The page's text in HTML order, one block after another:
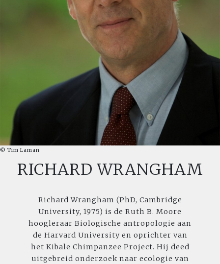
© Tim Laman
RICHARD WRANGHAM
Richard Wrangham (PhD, Cambridge
University, 1975) is de Ruth B. Moore
hoogleraar Biologische antropologie aan
de Harvard University en oprichter van
het Kibale Chimpanzee Project. Hij deed
uitgebreid onderzoek naar ecologie van